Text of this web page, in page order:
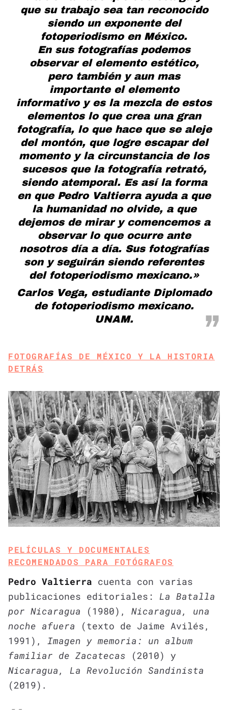
que su trabajo sea tan reconocido
siendo un exponente del
fotoperiodismo en México.
En sus fotografías podemos
observar el elemento estético,
pero también y aun mas
importante el elemento
informativo y es la mezcla de estos
elementos lo que crea una gran
fotografía, lo que hace que se aleje
del montón, que logre escapar del
momento y la circunstancia de los
sucesos que la fotografía retrató,
siendo atemporal. Es así la forma
en que Pedro Valtierra ayuda a que
la humanidad no olvide, a que
dejemos de mirar y comencemos a
observar lo que ocurre ante
nosotros día a día. Sus fotografías
son y seguirán siendo referentes
del fotoperiodismo mexicano.»
Carlos Vega, estudiante Diplomado
de fotoperiodismo mexicano.
UNAM.
FOTOGRAFÍAS DE MÉXICO Y LA HISTORIA
DETRÁS
PELÍCULAS Y DOCUMENTALES
RECOMENDADOS PARA FOTÓGRAFOS
Pedro Valtierra cuenta con varias
publicaciones editoriales: La Batalla
por Nicaragua
(1980), Nicaragua, una
noche afuera (texto de Jaime Avilés,
1991), Imagen y memoria: un album
familiar de Zacatecas
(2010) y
Nicaragua, La Revolución Sandinista
(2019) .